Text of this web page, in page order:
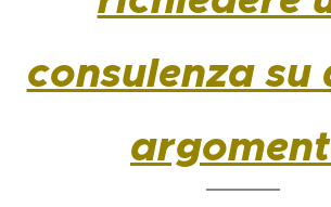
consulenza su